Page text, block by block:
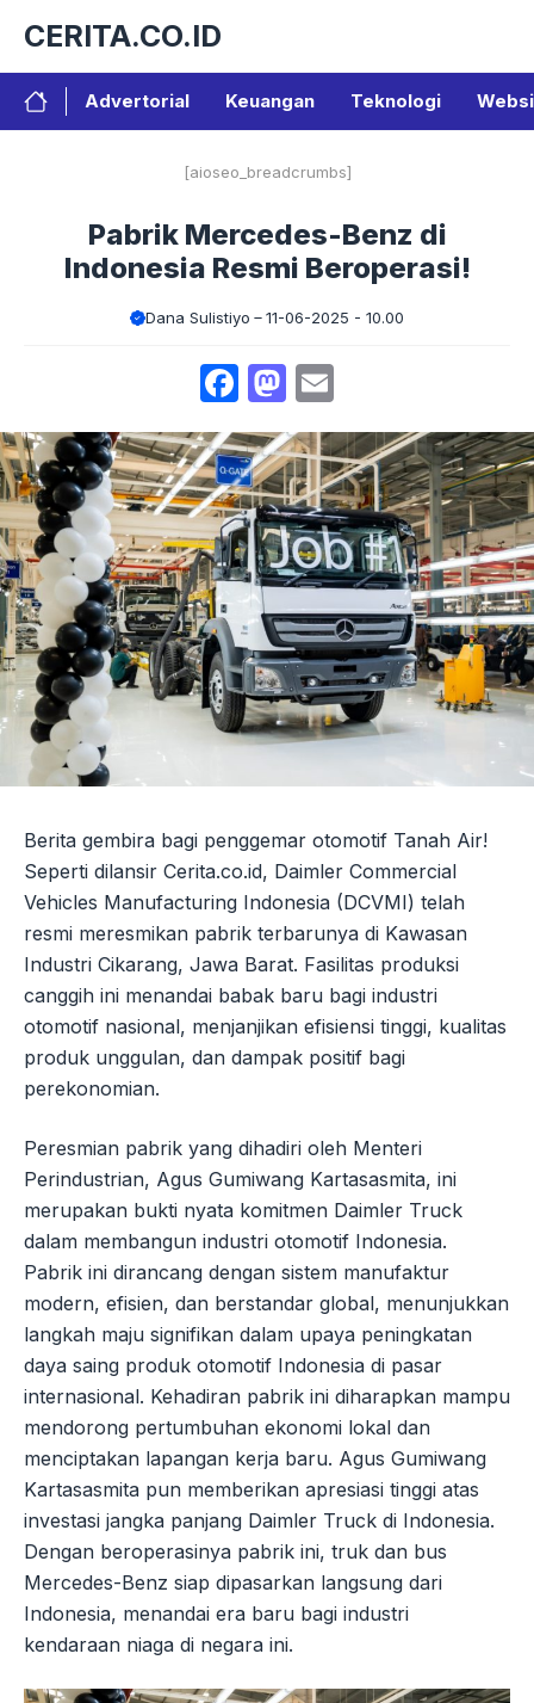
isi
CERITA.CO.ID
Advertorial Keuangan Teknologi
[aioseo_breadcrumbs]
Pabrik Mercedes-Benz di
Indonesia Resmi Beroperasi!
Dana Sulistiyo 11-06-2025 - 10.00
Facebook
Mastodon
Berita gembira bagi penggemar otomotif Tanah Air!
Seperti dilansir Cerita.co.id, Daimler Commercial
Vehicles Manufacturing Indonesia (DCVMI) telah
resmi meresmikan pabrik terbarunya di Kawasan
Industri Cikarang, Jawa Barat. Fasilitas produksi
canggih ini menandai babak baru bagi industri
otomotif nasional, menjanjikan efisiensi tinggi, kualitas
produk unggulan, dan dampak positif bagi
perekonomian.
Peresmian pabrik yang dihadiri oleh Menteri
Perindustrian, Agus Gumiwang Kartasasmita, ini
merupakan bukti nyata komitmen Daimler Truck
dalam membangun industri otomotif Indonesia.
Pabrik ini dirancang dengan sistem manufaktur
modern, efisien, dan berstandar global, menunjukkan
langkah maju signifikan dalam upaya peningkatan
daya saing produk otomotif Indonesia di pasar
internasional. Kehadiran pabrik ini diharapkan mampu
mendorong pertumbuhan ekonomi lokal dan
menciptakan lapangan kerja baru. Agus Gumiwang
Kartasasmita pun memberikan apresiasi tinggi atas
investasi jangka panjang Daimler Truck di Indonesia.
Dengan beroperasinya pabrik ini, truk dan bus
Mercedes-Benz siap dipasarkan langsung dari
Indonesia, menandai era baru bagi industri
kendaraan niaga di negara ini.